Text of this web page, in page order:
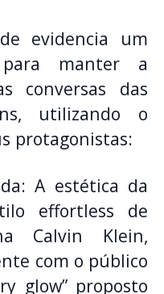
evidencia um
para manter a
conversas das
utilizando o
protagonistas:
A estética da
effortless de
Calvin Klein,
com o público
glow” proposto